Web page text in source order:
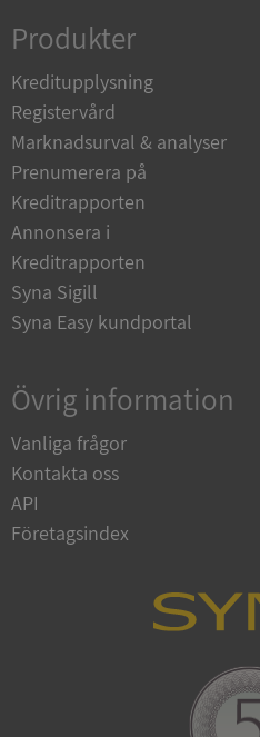
Produkter
Kreditupplysning
Registervård
Marknadsurval & analyser
Prenumerera på
Kreditrapporten
Annonsera i
Kreditrapporten
Syna Sigill
Syna Easy kundportal
Övrig information
Vanliga frågor
Kontakta oss
API
Företagsindex
ARRAffinity
__RequestVerificationToken
CookieScriptConsent